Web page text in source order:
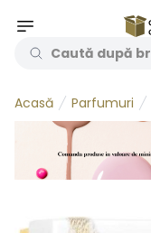
Acasă Parfumuri